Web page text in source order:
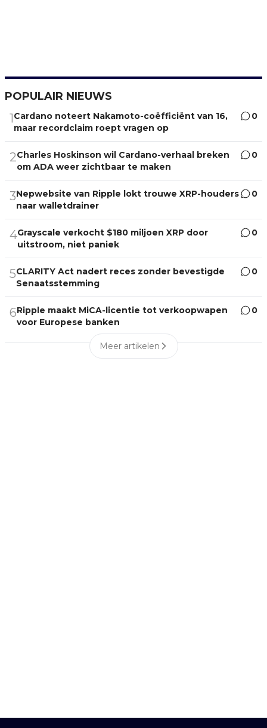
POPULAIR NIEUWS
1Cardano noteert Nakamoto-coëfficiënt van 16,
maar recordclaim roept vragen op
0
2Charles Hoskinson wil Cardano-verhaal breken
om ADA weer zichtbaar te maken
0
3Nepwebsite van Ripple lokt trouwe XRP-houders
naar walletdrainer
0
4Grayscale verkocht $180 miljoen XRP door
uitstroom, niet paniek
0
5CLARITY Act nadert reces zonder bevestigde
Senaatsstemming
0
6Ripple maakt MiCA-licentie tot verkoopwapen
voor Europese banken
0
Meer artikelen